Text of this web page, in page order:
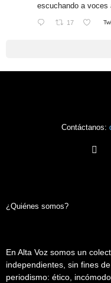
escuchando a voces
17
Contáctanos:
¿Quiénes somos?
En Alta Voz somos un
independientes, sin fines
periodismo: ético,